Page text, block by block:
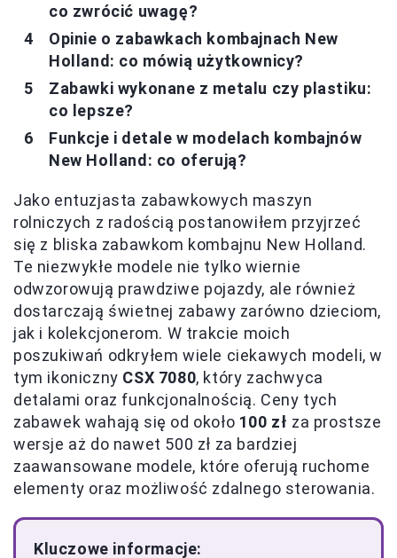
co zwrócić uwagę?
Opinie o zabawkach kombajnach New
Holland: co mówią użytkownicy?
Zabawki wykonane z metalu czy plastiku:
co lepsze?
Funkcje i detale w modelach kombajnów
New Holland: co oferują?
Jako entuzjasta zabawkowych maszyn
rolniczych z radością postanowiłem przyjrzeć
się z bliska zabawkom kombajnu New Holland.
Te niezwykłe modele nie tylko wiernie
odwzorowują prawdziwe pojazdy, ale również
dostarczają świetnej zabawy zarówno dzieciom,
jak i kolekcjonerom. W trakcie moich
poszukiwań odkryłem wiele ciekawych modeli, w
tym ikoniczny CSX 7080, który zachwyca
detalami oraz funkcjonalnością. Ceny tych
zabawek wahają się od około 100 zł za prostsze
wersje aż do nawet 500 zł za bardziej
zaawansowane modele, które oferują ruchome
elementy oraz możliwość zdalnego sterowania.
Kluczowe informacje: